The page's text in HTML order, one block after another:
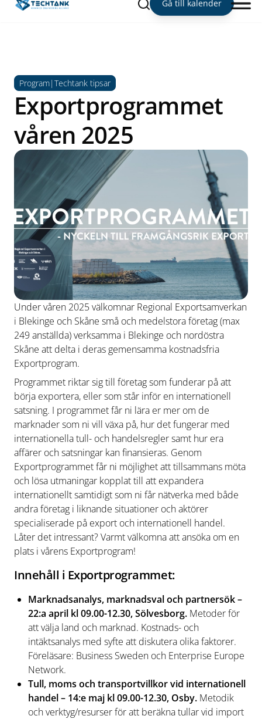
SökGå till kalender
Program|Techtank tipsar
Exportprogrammet
våren 2025
Under våren 2025 välkomnar Regional Exportsamverkan
i Blekinge och Skåne små och medelstora företag (max
249 anställda) verksamma i Blekinge och nordöstra
Skåne att delta i deras gemensamma kostnadsfria
Exportprogram.
Programmet riktar sig till företag som funderar på att
börja exportera, eller som står inför en internationell
satsning. I programmet får ni lära er mer om de
marknader som ni vill växa på, hur det fungerar med
internationella tull- och handelsregler samt hur era
affärer och satsningar kan finansieras. Genom
Exportprogrammet får ni möjlighet att tillsammans möta
och lösa utmaningar kopplat till att expandera
internationellt samtidigt som ni får nätverka med både
andra företag i liknande situationer och aktörer
specialiserade på export och internationell handel.
Låter det intressant? Varmt välkomna att ansöka om en
plats i vårens Exportprogram!
Innehåll i Exportprogrammet:
Marknadsanalys, marknadsval och partnersök –
22:a april kl 09.00-12.30, Sölvesborg. Metoder för
att välja land och marknad. Kostnads- och
intäktsanalys med syfte att diskutera olika faktorer.
Föreläsare: Business Sweden och Enterprise Europe
Network.
Tull, moms och transportvillkor vid internationell
handel – 14:e maj kl 09.00-12.30, Osby. Metodik
och verktyg/resurser för att beräkna tullar vid import